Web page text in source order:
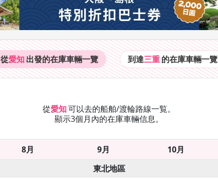
從愛知 出發的在庫車輛一覽 到達三重的在庫車輛一覽
從愛知可以去的船舶/渡輪路線一覧。
顯示3個月內的在庫車輛信息。
8月 9月 10月
東北地區